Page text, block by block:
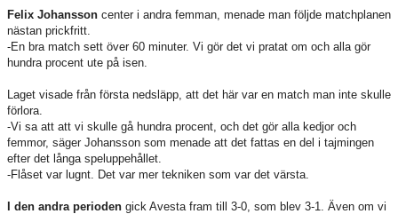
Felix Johansson center i andra femman, menade man följde matchplanen
nästan prickfritt.
-En bra match sett över 60 minuter. Vi gör det vi pratat om och alla gör
hundra procent ute på isen.
Laget visade från första nedsläpp, att det här var en match man inte skulle
förlora.
-Vi sa att att vi skulle gå hundra procent, och det gör alla kedjor och
femmor, säger Johansson som menade att det fattas en del i tajmingen
efter det långa speluppehållet.
-Flåset var lugnt. Det var mer tekniken som var det värsta.
I den andra perioden gick Avesta fram till 3-0, som blev 3-1. Även om vi